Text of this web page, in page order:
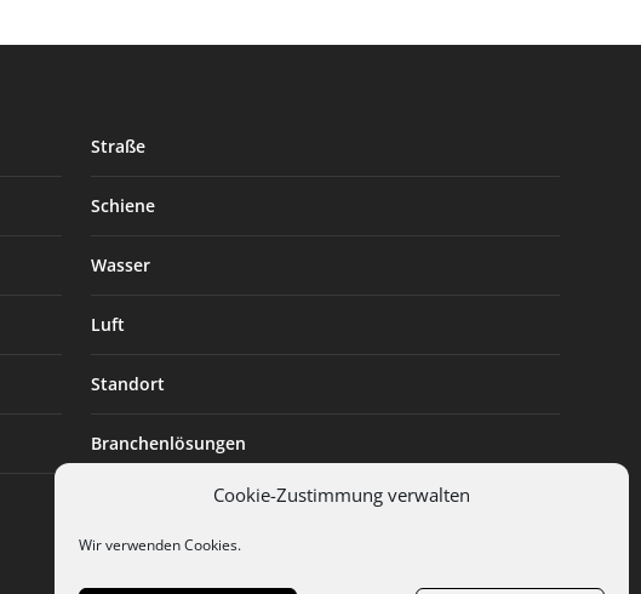
Cookie-Zustimmung verwalten
Wir verwenden Cookies.
Straße
Schiene
Wasser
Luft
Standort
Branchenlösungen